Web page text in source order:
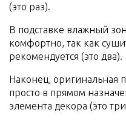
(это раз).
В подставке влажный
комфортно, так как
рекомендуется (это два).
Наконец, оригинальная
просто в прямом
элемента декора (это